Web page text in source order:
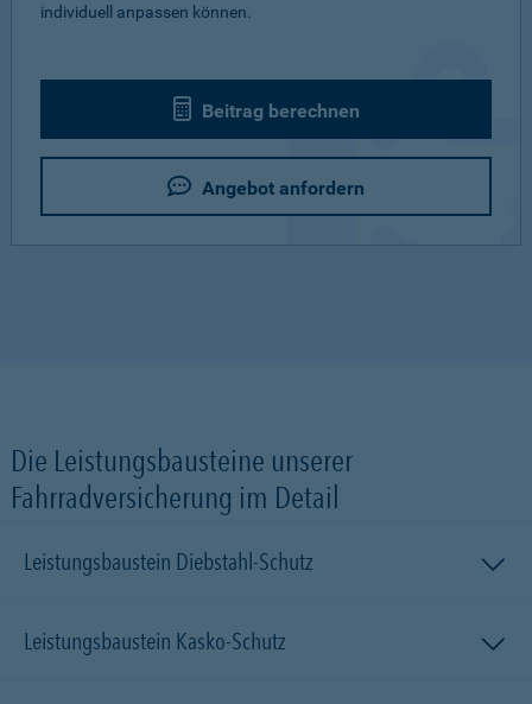
individuell anpassen können.
Beitrag berechnen
Angebot anfordern
Die Leistungsbausteine unserer
Fahrradversicherung im Detail
Leistungsbaustein Diebstahl-Schutz
Leistungsbaustein Kasko-Schutz